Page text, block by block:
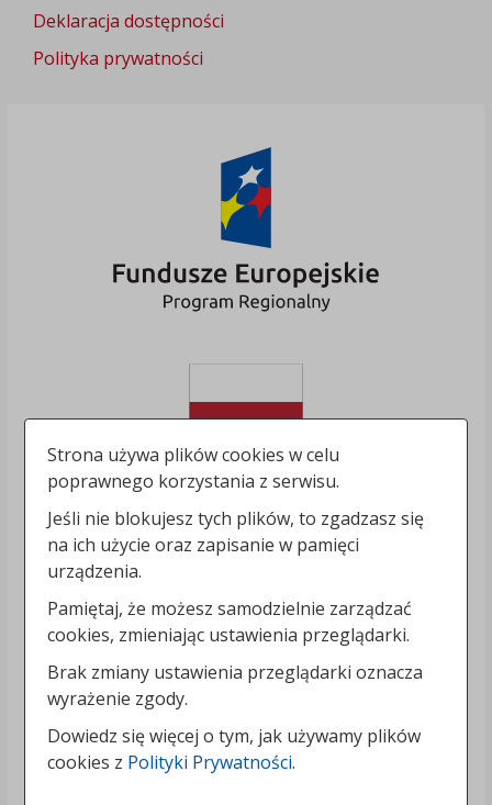
Deklaracja dostępności
Polityka prywatności
Strona używa plików cookies w celu
poprawnego korzystania z serwisu.
Jeśli nie blokujesz tych plików, to zgadzasz się
na ich użycie oraz zapisanie w pamięci
urządzenia.
Pamiętaj, że możesz samodzielnie zarządzać
cookies, zmieniając ustawienia przeglądarki.
Brak zmiany ustawienia przeglądarki oznacza
wyrażenie zgody.
Dowiedz się więcej o tym, jak używamy plików
cookies z Polityki Prywatności.